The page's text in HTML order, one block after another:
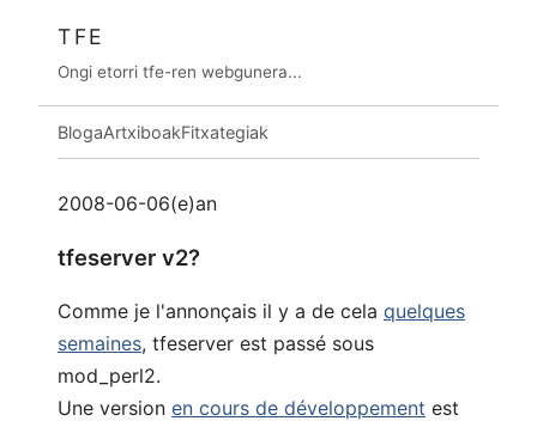
TFE
Ongi etorri tfe-ren webgunera...
BlogaArtxiboakFitxategiak
2008-06-06(e)an
tfeserver v2?
Comme je l'annonçais il y a de cela quelques
semaines, tfeserver est passé sous
mod_perl2.
Une version en cours de développement est